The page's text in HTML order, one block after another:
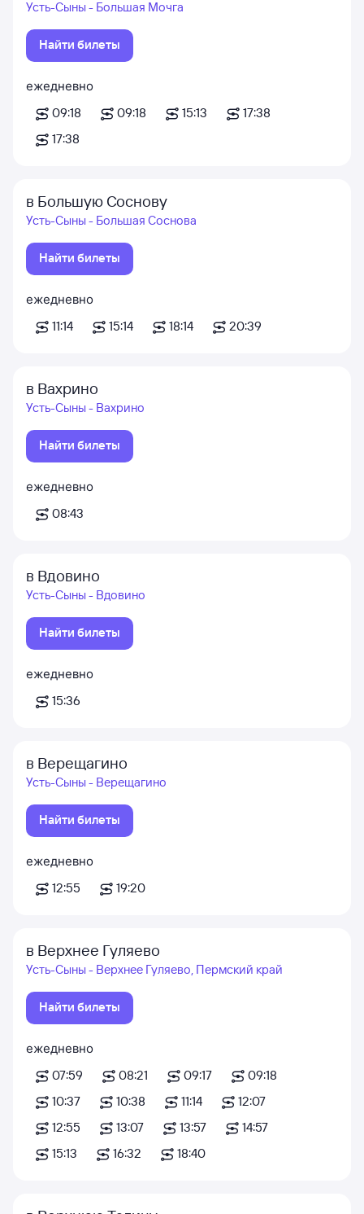
Усть-Сыны - Большая Мочга
Найти билеты
ежедневно
09:18
09:18 15:13
17:38
17:38
в Большую Соснову
Усть-Сыны - Большая Соснова
Найти билеты
ежедневно
11:14
15:14 18:14 20:39
в Вахрино
Усть-Сыны - Вахрино
Найти билеты
ежедневно
08:43
в Вдовино
Усть-Сыны - Вдовино
Найти билеты
ежедневно
15:36
в Верещагино
Усть-Сыны - Верещагино
Найти билеты
ежедневно
12:55
19:20
в Верхнее Гуляево
Усть-Сыны - Верхнее Гуляево, Пермский край
Найти билеты
ежедневно
07:59
08:21 09:17
09:18
10:37
10:38 11:14
12:07
12:55
13:07 13:57
14:57
15:13
16:32 18:40